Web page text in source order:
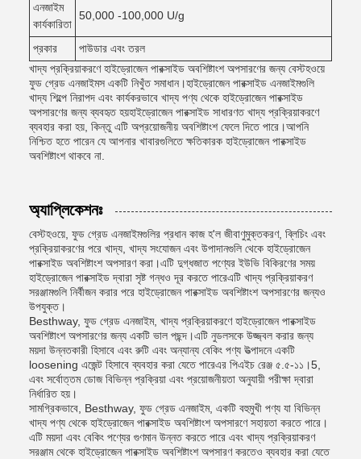
এনজাইম
কার্যকারিতা
50,000 -100,000 U/g
প্রকার
পাউডার এবং তরল
খাদ্য প্রক্রিয়াকরণে হাইড্রোজেন পারক্সাইড অবশিষ্টাংশ অপসারণের জন্য বেস্টহওয়ে
ফুড গ্রেড এনজাইমস একটি নিখুঁত সমাধান।হাইড্রোজেন পারক্সাইড এনজাইমগুলি
খাদ্য শিল্পে নিরাপদ এবং কার্যকরভাবে খাদ্য পণ্য থেকে হাইড্রোজেন পারক্সাইড
অপসারণের জন্য ব্যবহৃত হয়হাইড্রোজেন পারক্সাইড সাধারণত খাদ্য প্রক্রিয়াকরণে
ব্যবহার করা হয়, কিন্তু এটি অপ্রয়োজনীয় অবশিষ্টাংশ ফেলে দিতে পারে।আপনি
নিশ্চিত হতে পারেন যে আপনার খাবারগুলিতে ক্ষতিকারক হাইড্রোজেন পারক্সাইড
অবশিষ্টাংশ থাকবে না.
অ্যাপ্লিকেশনঃ
বেস্টহওয়ে, ফুড গ্রেড এনজাইমগুলির প্রধান কাজ হ'ল জীবাণুমুক্তকরণ, ব্লিচিং এবং
প্রক্রিয়াকরণের পরে খাদ্য, খাদ্য সংযোজন এবং উপাদানগুলি থেকে হাইড্রোজেন
পারক্সাইড অবশিষ্টাংশ অপসারণ করা।এটি দুগ্ধজাত পণ্যের ইউভি বিকিরণের সময়
হাইড্রোজেন পারক্সাইড দ্বারা সৃষ্ট গন্ধও দূর করতে পারেএটি খাদ্য প্রক্রিয়াকরণ
সরঞ্জামগুলি নির্বীজন করার পরে হাইড্রোজেন পারক্সাইড অবশিষ্টাংশ অপসারণের জন্যও
উপযুক্ত।
Besthway, ফুড গ্রেড এনজাইম, খাদ্য প্রক্রিয়াকরণে হাইড্রোজেন পারক্সাইড
অবশিষ্টাংশ অপসারণের জন্য একটি ভাল পছন্দ।এটি নুডলসকে উজ্জ্বল করার জন্য
ময়দা উন্নতকারী হিসাবে এবং রুটি এবং অন্যান্য বেকিং পণ্য উত্পাদনে একটি
loosening এজেন্ট হিসাবে ব্যবহার করা যেতে পারেএর পিএইচ রেঞ্জ ৫.৫-১১।5,
এবং সর্বোত্তম ডোজ বিভিন্ন প্রক্রিয়া এবং প্রয়োজনীয়তা অনুযায়ী পরীক্ষা দ্বারা
নির্ধারিত হয়।
সামগ্রিকভাবে, Besthway, ফুড গ্রেড এনজাইম, একটি বহুমুখী পণ্য যা বিভিন্ন
খাদ্য পণ্য থেকে হাইড্রোজেন পারক্সাইড অবশিষ্টাংশ অপসারণে সহায়তা করতে পারে।
এটি ময়দা এবং বেকিং পণ্যের গুণমান উন্নত করতে পারে এবং খাদ্য প্রক্রিয়াকরণ
সরঞ্জাম থেকে হাইড্রোজেন পারক্সাইড অবশিষ্টাংশ অপসারণ করতেও ব্যবহার করা যেতে